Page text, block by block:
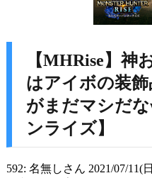
【MHRise】神
はアイボの装
がまだマシだ
ンライズ】
592: 名無しさん 2021/07/11(